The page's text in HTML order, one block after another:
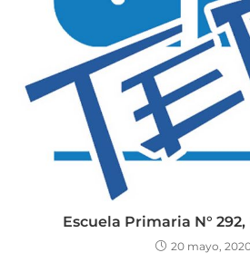
Escuela Primaria N°
20 mayo,